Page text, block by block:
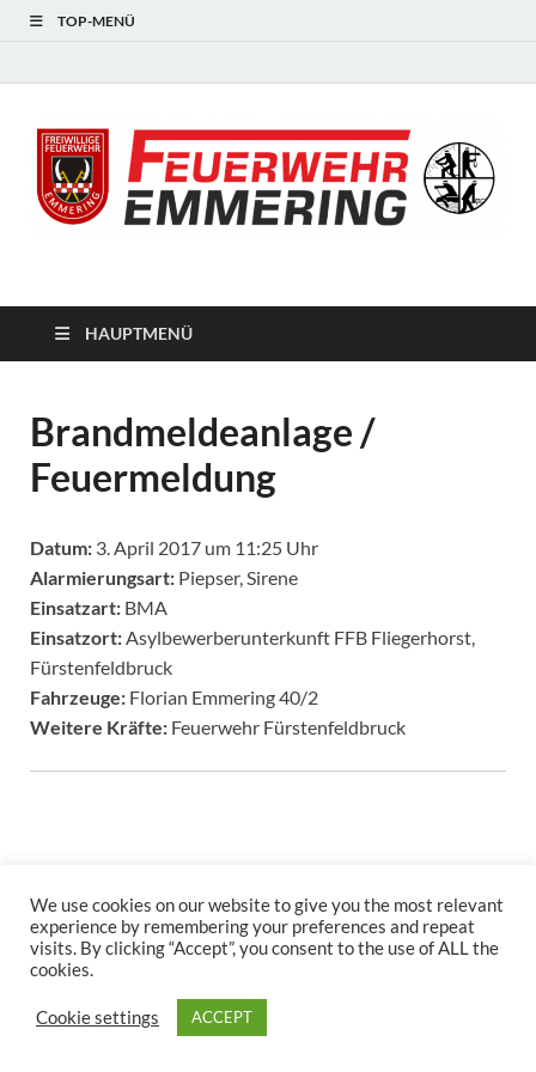
TOP-MENÜ
HAUPTMENÜ
Brandmeldeanlage /
Feuermeldung
Datum: 3. April 2017 um 11:25 Uhr
Alarmierungsart: Piepser, Sirene
Einsatzart: BMA
Einsatzort: Asylbewerberunterkunft FFB Fliegerhorst,
Fürstenfeldbruck
Fahrzeuge: Florian Emmering 40/2
Weitere Kräfte: Feuerwehr Fürstenfeldbruck
Copyright © 2026
WordPressund
We use cookies on our website to give you the most relevant
experience by remembering your preferences and repeat
visits. By clicking “Accept”, you consent to the use of ALL the
cookies.
Cookie settings ACCEPT